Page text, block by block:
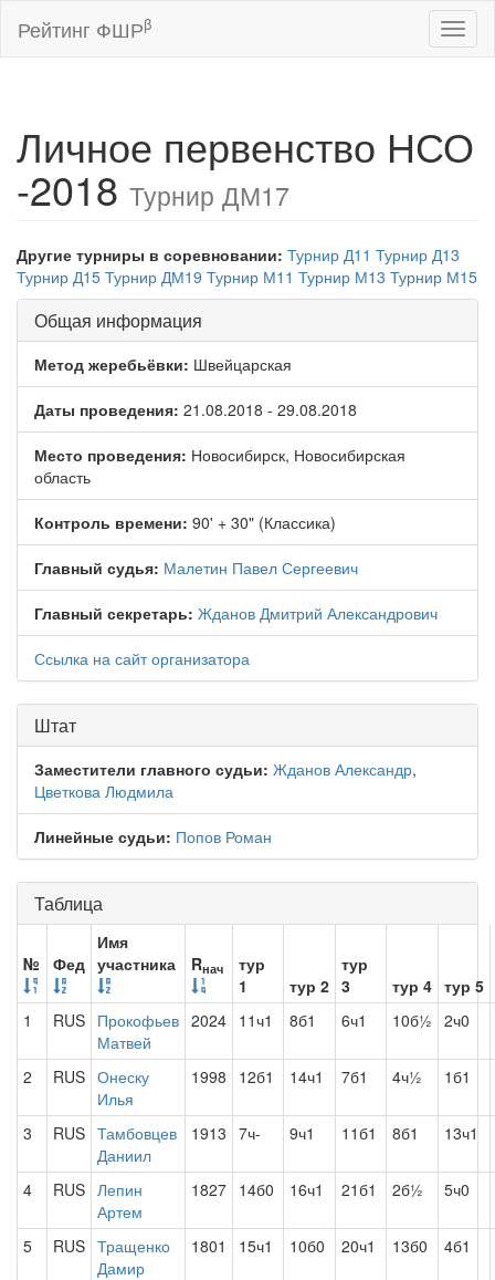
Рейтинг ФШРβ
Личное первенство НСО
-2018 Турнир ДМ17
Другие турниры в соревновании: Турнир Д11 Турнир Д13
Турнир Д15 Турнир ДМ19 Турнир М11 Турнир М13 Турнир М15
Общая информация
Метод жеребьёвки: Швейцарская
Даты проведения: 21.08.2018 - 29.08.2018
Место проведения: Новосибирск, Новосибирская
область
Контроль времени: 90' + 30" (Классика)
Главный судья: Малетин Павел Сергеевич
Главный секретарь: Жданов Дмитрий Александрович
Ссылка на сайт организатора
Штат
Заместители главного судьи: Жданов Александр,
Цветкова Людмила
Линейные судьи: Попов Роман
Таблица
№ Фед
Имя
участника
Rнач
тур
1
тур 2
тур
3
тур 4 тур 5
1
RUS Прокофьев
Матвей
2024 11ч1 8б1 6ч1 10б½ 2ч0
2 RUS Онеску
Илья
1998 12б1 14ч1 7б1 4ч½ 1б1
3 RUS Тамбовцев
Даниил
1913 7ч- 9ч1 11б1 8б1 13ч1
4 RUS Лепин
Артем
1827 14б0 16ч1 21б1 2б½ 5ч0
5 RUS Тращенко
Дамир
1801 15ч1 10б0 20ч1 13б0 4б1